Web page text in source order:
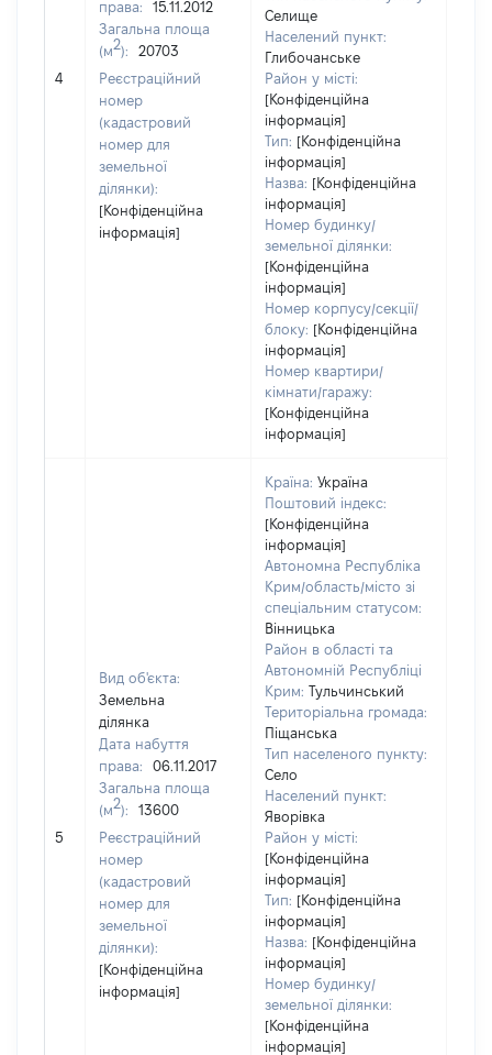
4
права:
15.11.2012
Загальна площа
(м2):
20703
Реєстраційний
номер
(кадастровий
номер для
земельної
ділянки):
[Конфіденційна
інформація]
Селище
Населений пункт:
Глибочанське
Район у місті:
[Конфіденційна
інформація]
Тип: [Конфіденційна
інформація]
Назва: [Конфіденційна
інформація]
Номер будинку/
земельної ділянки:
[Конфіденційна
інформація]
Номер корпусу/секції/
блоку: [Конфіденційна
інформація]
Номер квартири/
кімнати/гаражу:
[Конфіденційна
інформація]
5
Вид об'єкта:
Земельна
ділянка
Дата набуття
права:
06.11.2017
Загальна площа
(м2):
13600
Реєстраційний
номер
(кадастровий
номер для
земельної
ділянки):
[Конфіденційна
інформація]
Країна: Україна
Поштовий індекс:
[Конфіденційна
інформація]
Автономна Республіка
Крим/область/місто зі
спеціальним статусом:
Вінницька
Район в області та
Автономній Республіці
Крим: Тульчинський
Територіальна громада:
Піщанська
Тип населеного пункту:
Село
Населений пункт:
Яворівка
Район у місті:
[Конфіденційна
інформація]
Тип: [Конфіденційна
інформація]
Назва: [Конфіденційна
інформація]
Номер будинку/
земельної ділянки:
[Конфіденційна
інформація]